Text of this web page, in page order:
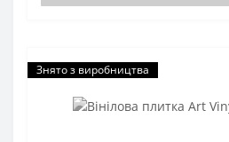
Знято з виробництва